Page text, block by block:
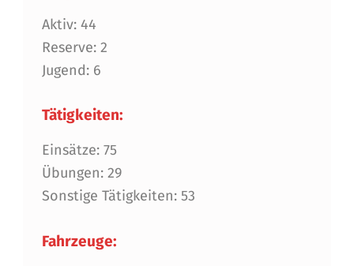
Aktiv: 44
Reserve: 2
Jugend: 6
Tätigkeiten:
Einsätze: 75
Übungen: 29
Sonstige Tätigkeiten: 53
Fahrzeuge: